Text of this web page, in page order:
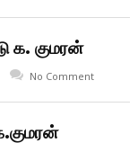
க. குமரன்
No Comment